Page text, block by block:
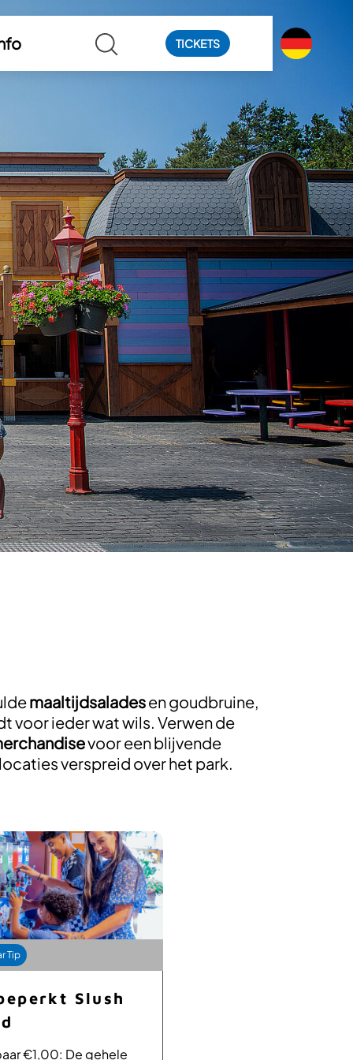
TICKETS
maaltijdsaladesen goudbruine,
voor ieder wat wils. Verwen de
voor een blijvende
verspreid over het park.
Tip
Slush
€1,00: De gehele